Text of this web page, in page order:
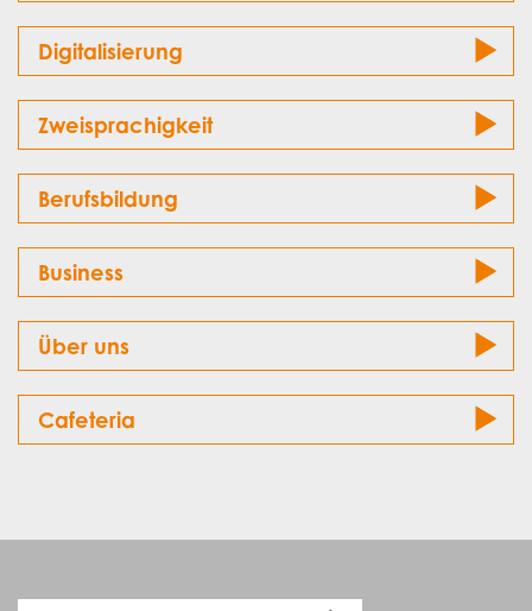
Digitalisierung
Zweisprachigkeit
Berufsbildung
Business
Über uns
Cafeteria